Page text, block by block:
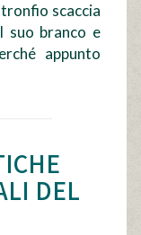
scaccia
branco e
appunto
DEL